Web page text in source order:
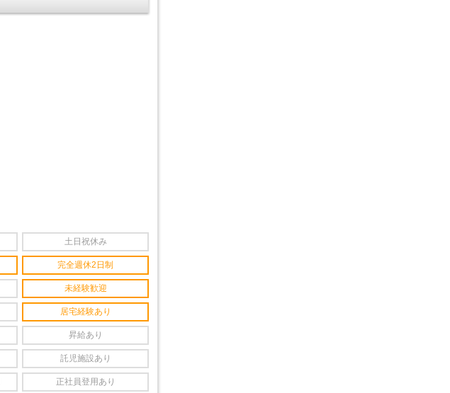
土日祝休み
完全週休2日制
未経験歓迎
居宅経験あり
昇給あり
託児施設あり
正社員登用あり